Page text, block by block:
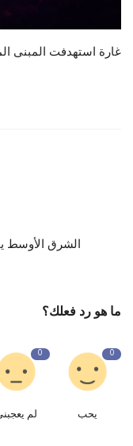
غارة استهدفت المبنى
الشرق الأوسط
ما هو رد فعلك؟
0
يحب
0
لم